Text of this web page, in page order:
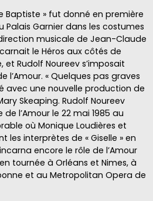
Baptiste » fut donné en première
Palais Garnier dans les costumes
musicale de Jean-Claude
le Héros aux côtés de
et Rudolf Noureev s’imposait
l’Amour. « Quelques pas graves
avec une nouvelle production de
Skeaping. Rudolf Noureev
l’Amour le 22 mai 1985 au
où Monique Loudières et
les interprètes de « Giselle » en
encore le rôle de l’Amour
tournée à Orléans et Nimes, à
et au Metropolitan Opera de